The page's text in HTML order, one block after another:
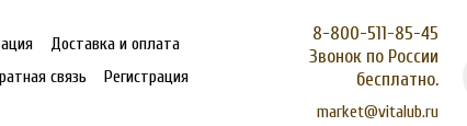
Доставка и оплата
связь
Регистрация
8-800-511-85-45
Звонок по России
бесплатно.
market@vitalub.ru